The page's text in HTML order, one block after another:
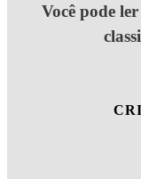
Você pode